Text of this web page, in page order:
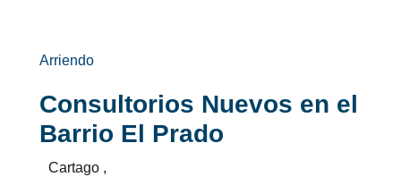
Arriendo
Consultorios Nuevos en el
Barrio El Prado
Cartago ,